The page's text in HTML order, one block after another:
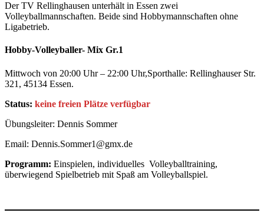
Der TV Rellinghausen unterhält in Essen zwei
Volleyballmannschaften. Beide sind Hobbymannschaften ohne
Ligabetrieb.
Hobby-Volleyballer- Mix Gr.1
Mittwoch von 20:00 Uhr – 22:00 Uhr,Sporthalle: Rellinghauser Str.
321, 45134 Essen.
Status: keine freien Plätze verfügbar
Übungsleiter: Dennis Sommer
Email: Dennis.Sommer1@gmx.de
Programm: Einspielen, individuelles Volleyballtraining,
überwiegend Spielbetrieb mit Spaß am Volleyballspiel.